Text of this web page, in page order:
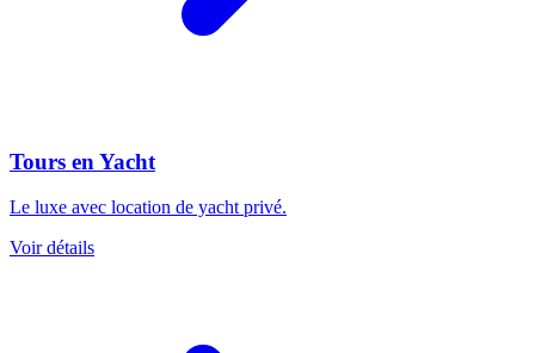
Tours en Yacht
Le luxe avec location de yacht privé.
Voir détails